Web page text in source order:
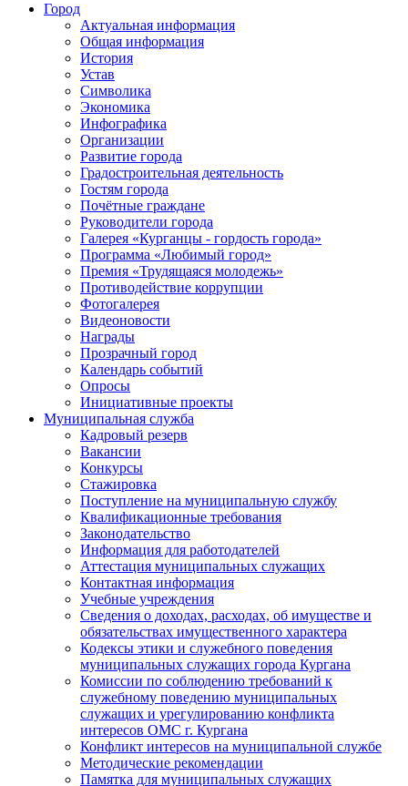
Город
Актуальная информация
Общая информация
История
Устав
Символика
Экономика
Инфографика
Организации
Развитие города
Градостроительная деятельность
Гостям города
Почётные граждане
Руководители города
Галерея «Курганцы - гордость города»
Программа «Любимый город»
Премия «Трудящаяся молодежь»
Противодействие коррупции
Фотогалерея
Видеоновости
Награды
Прозрачный город
Календарь событий
Опросы
Инициативные проекты
Муниципальная служба
Кадровый резерв
Вакансии
Конкурсы
Стажировка
Поступление на муниципальную службу
Квалификационные требования
Законодательство
Информация для работодателей
Аттестация муниципальных служащих
Контактная информация
Учебные учреждения
Сведения о доходах, расходах, об имуществе и
обязательствах имущественного характера
Кодексы этики и служебного поведения
муниципальных служащих города Кургана
Комиссии по соблюдению требований к
служебному поведению муниципальных
служащих и урегулированию конфликта
интересов ОМС г. Кургана
Конфликт интересов на муниципальной службе
Методические рекомендации
Памятка для муниципальных служащих